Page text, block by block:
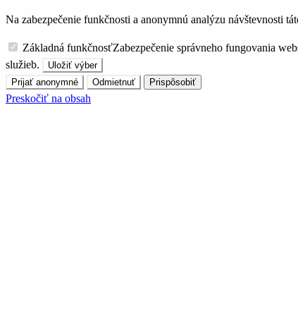
Na zabezpečenie funkčnosti a anonymnú analýzu návštevnosti
Základná funkčnosťZabezpečenie správneho fungovania
služieb.
Uložiť výber
Prijať anonymné
Odmietnuť Prispôsobiť
Preskočiť na obsah